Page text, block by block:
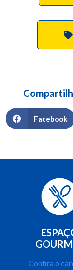
Facebook
Confira o